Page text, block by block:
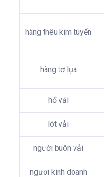
hàng thêu kim tuyến
hàng tơ lụa
hổ vải
lót vải
người buôn vải
người kinh doanh